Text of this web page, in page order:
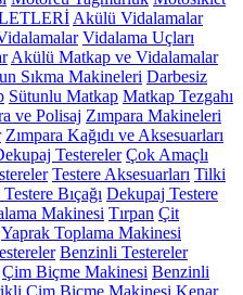
Akülü Vidalamalar
Vidalama Uçları
Akülü Matkap ve Vidalamalar
Sıkma Makineleri Darbesiz
Sütunlu Matkap Matkap Tezgahı
ve Polisaj Zımpara Makineleri
Zımpara Kağıdı ve Aksesuarları
Testereler Çok Amaçlı
Testere Aksesuarları Tilki
Bıçağı Dekupaj Testere
Makinesi Tırpan Çit
Yaprak Toplama Makinesi
Benzinli Testereler
Çim Biçme Makinesi Benzinli
Çim Biçme Makinesi Kenar